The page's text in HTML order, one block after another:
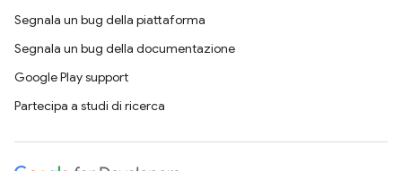
Segnala un bug della piattaforma
Segnala un bug della documentazione
Google Play support
Partecipa a studi di ricerca